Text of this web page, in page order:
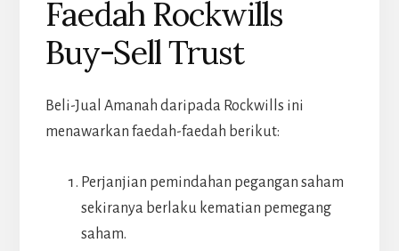
Faedah Rockwills
Buy-Sell Trust
Beli-Jual Amanah daripada Rockwills ini
menawarkan faedah-faedah berikut:
Perjanjian pemindahan pegangan saham
sekiranya berlaku kematian pemegang
saham.